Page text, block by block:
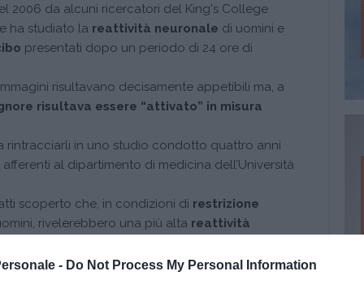
- Do Not Process My Personal Information
2006 da alcuni ricercatori del King's College
ha studiato la reattività neuronale di uomini e
presentati dopo un periodo di 24 ore di
risultavano decisamente appetibili ma, a
risultava essere “attivato” in misura
rintracciarli in uno studio condotto quattro anni
al dipartimento di medicina dell’Università
scoperto che, in condizioni di restrizione
rivelerebbero una più alta reattività
comportamentalealla fine della restrizione